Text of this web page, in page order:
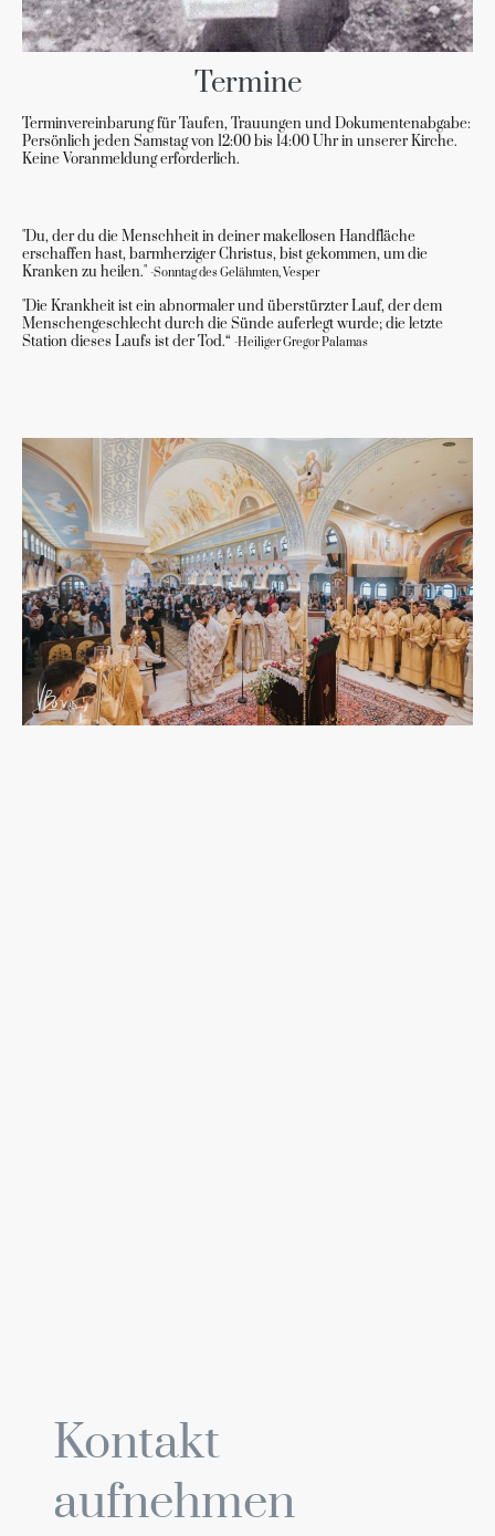
Termine
Terminvereinbarung für Taufen, Trauungen und Dokumentenabgabe:
Persönlich jeden Samstag von 12:00 bis 14:00 Uhr in unserer Kirche.
Keine Voranmeldung erforderlich.
"Du, der du die Menschheit in deiner makellosen Handfläche
erschaffen hast, barmherziger Christus, bist gekommen, um die
Kranken zu heilen." -Sonntag des Gelähmten, Vesper
"Die Krankheit ist ein abnormaler und überstürzter Lauf, der dem
Menschengeschlecht durch die Sünde auferlegt wurde; die letzte
Station dieses Laufs ist der Tod.“ -Heiliger Gregor Palamas
Kontakt
aufnehmen